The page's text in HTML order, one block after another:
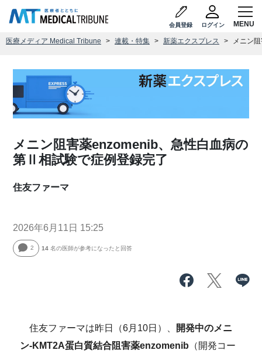
会員登録 ログイン
医療メディア Medical Tribune 連載・特集 新薬エクスプレス メニン
メニン阻害薬enzomenib、急性白血病の
第Ⅱ相試験で症例登録完了
住友ファーマ
2026年6月11日 15:25
2 14 名の医師が参考になったと回答
住友ファーマは昨日（6月10日）、 開発中のメニ
ン-KMT2A蛋白質結合阻害薬enzomenib （開発コー